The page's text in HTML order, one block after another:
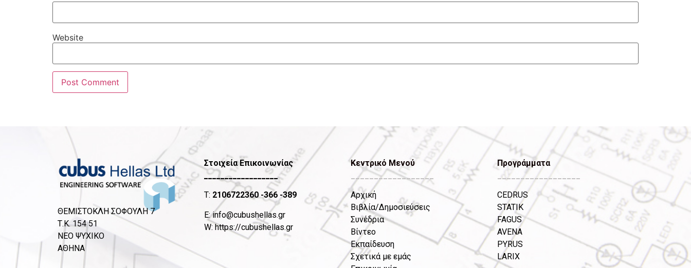
Website
ΘΕΜΙΣΤΟΚΛΗ ΣΟΦΟΥΛΗ 7
Τ.Κ. 154 51
ΝΕΟ ΨΥΧΙΚΟ
ΑΘΗΝΑ
Στοιχεία Επικοινωνίας
__________________
T: 2106722360-366 -389
Ε:info@cubushellas.gr
W:https://cubushellas.gr
Κεντρικό Μενού
__________________
Αρχική
Βιβλία/Δημοσιεύσεις
Συνέδρια
Βίντεο
Εκπαίδευση
Σχετικά με εμάς
Προγράμματα
__________________
CEDRUS
STATIK
FAGUS
AVENA
PYRUS
LARIX